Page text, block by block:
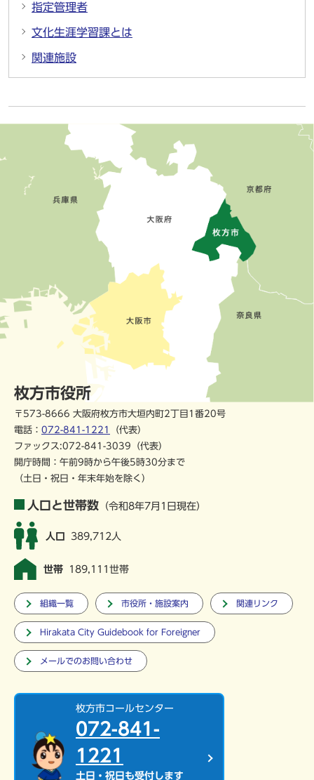
指定管理者
文化生涯学習課とは
関連施設
枚方市役所
〒573-8666 大阪府枚方市大垣内町2丁目1番20号
電話： 072-841-1221
（代表）
ファックス:072-841-3039（代表）
開庁時間：午前9時から午後5時30分まで
（土日・祝日・年末年始を除く）
人口と世帯数 （令和8年7月1日現在）
人口 389,712人
世帯 189,111世帯
組織一覧 市役所・施設案内 関連リンク
Hirakata City Guidebook for Foreigner
メールでのお問い合わせ
枚方市コールセンター
072-841-
1221
土日・祝日も受付します